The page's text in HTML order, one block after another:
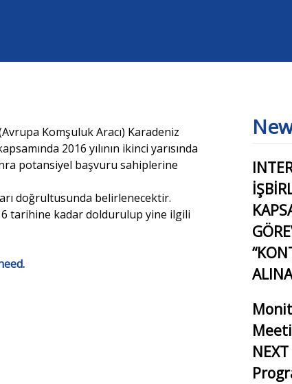
Komşuluk Aracı) Karadeniz
2016 yılının ikinci yarısında
potansiyel başvuru sahiplerine
doğrultusunda belirlenecektir.
tarihine kadar doldurulup yine ilgili